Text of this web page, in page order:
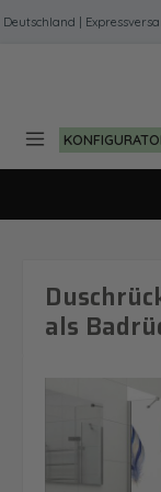
Zum Hauptinhalt
|
als